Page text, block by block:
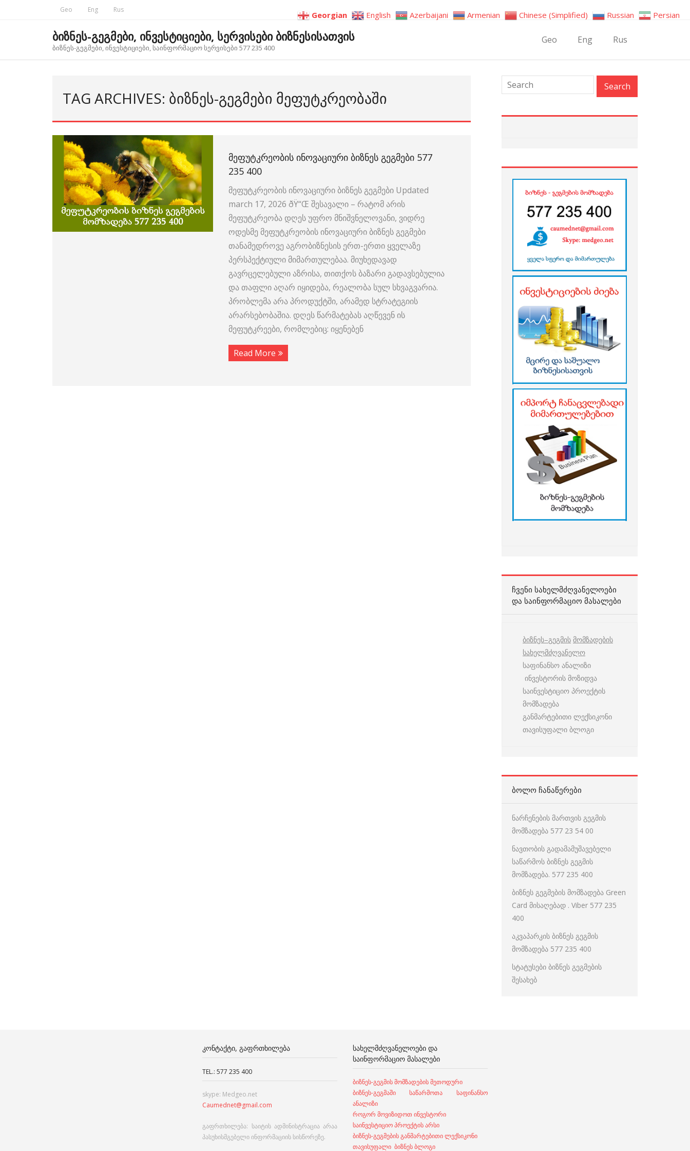
Geo Eng Rus
ბიზნეს-გეგმები, ინვესტიციები, სერვისები ბიზნესისათვის
ბიზნეს-გეგმები, ინვესტიციები, საინფორმაციო სერვისები 577 235 400
Geo Eng Rus
TAG ARCHIVES: ᲑᲘᲖᲜᲔᲡ-ᲒᲔᲒᲛᲔᲑᲘ ᲛᲔᲤᲣᲢᲙᲠᲔᲝᲑᲐᲨᲘ
ᲛᲔᲤᲣᲢᲙᲠᲔᲝᲑᲘᲡ ᲘᲜᲝᲕᲐᲪᲘᲣᲠᲘ ᲑᲘᲖᲜᲔᲡ ᲒᲔᲒᲛᲔᲑᲘ 577
235 400
მეფუტკრეობის ინოვაციური ბიზნეს გეგმები Updated
march 17, 2026 ðŸ“Œ შესავალი – რატომ არის
მეფუტკრეობა დღეს უფრო მნიშვნელოვანი, ვიდრე
ოდესმე მეფუტკრეობის ინოვაციური ბიზნეს გეგმები
თანამედროვე აგრობიზნესის ერთ-ერთი ყველაზე
პერსპექტიული მიმართულებაა. მიუხედავად
გავრცელებული აზრისა, თითქოს ბაზარი გადავსებულია
და თაფლი აღარ იყიდება, რეალობა სულ სხვაგვარია.
პრობლემა არა პროდუქტში, არამედ სტრატეგიის
არარსებობაშია. დღეს წარმატებას აღწევენ ის
მეფუტკრეები, რომლებიც: იყენებენ
Read More
ᲩᲕᲔᲜᲘ ᲡᲐᲮᲔᲚᲛᲫᲦᲕᲐᲜᲔᲚᲝᲔᲑᲘ
ᲓᲐ ᲡᲐᲘᲜᲤᲝᲠᲛᲐᲪᲘᲝ ᲛᲐᲡᲐᲚᲔᲑᲘ
ბიზნეს–გეგმის მომზადების
სახელმძღვანელო
საფინანსო ანალიზი
ინვესტორის მოზიდვა
საინვესტიციო პროექტის
მომზადება
განმარტებითი ლექსიკონი
თავისუფალი ბლოგი
ᲑᲝᲚᲝ ᲩᲐᲜᲐᲬᲔᲠᲔᲑᲘ
ნარჩენების მართვის გეგმის
მომზადება 577 23 54 00
ნავთობის გადამამუშავებელი
საწარმოს ბიზნეს გეგმის
მომზადება. 577 235 400
ბიზნეს გეგმების მომზადება Green
Card მისაღებად . Viber 577 235
400
აკვაპარკის ბიზნეს გეგმის
მომზადება 577 235 400
სტატუსები ბიზნეს გეგმების
შესახებ
ᲙᲝᲜᲢᲐᲥᲢᲘ, ᲒᲐᲤᲠᲗᲮᲘᲚᲔᲑᲐ
TEL.: 577 235 400
skype: Medgeo.net
Caumednet@gmail.com
გაფრთხილება: საიტის ადმინისტრაცია არაა
პასუხისმგებელი ინფორმაციის სისწორეზე.
ᲡᲐᲮᲔᲚᲛᲫᲦᲕᲐᲜᲔᲚᲝᲔᲑᲘ ᲓᲐ
ᲡᲐᲘᲜᲤᲝᲠᲛᲐᲪᲘᲝ ᲛᲐᲡᲐᲚᲔᲑᲘ
ბიზნეს-გეგმის მომზადების მეთოდური
ბიზნეს-გეგმაში საწარმოთა საფინანსო
ანალიზი
როგორ მოვიზიდოთ ინვესტორი
საინვესტიციო პროექტის არსი
ბიზნეს-გეგმების განმარტებითი ლექსიკონი
თავისუფალი ბიზნეს ბლოგი
Georgian English Azerbaijani Armenian Chinese (Simplified) Russian Persian